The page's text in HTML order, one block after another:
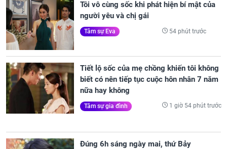
Tôi vô cùng sốc khi phát hiện bí mật của
người yêu và chị gái
Tâm sự Eva 54 phút trước
Tiết lộ sốc của mẹ chồng khiến tôi không
biết có nên tiếp tục cuộc hôn nhân 7 năm
nữa hay không
Tâm sự gia đình 1 giờ 54 phút trước
Đúng 6h sáng ngày mai, thứ Bảy